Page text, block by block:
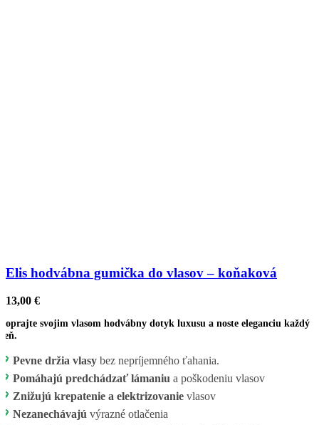
Elis hodvábna gumička do vlasov – koňaková
13,00 €
svojim vlasom hodvábny dotyk luxusu a noste eleganciu každý
Pevne držia vlasy bez nepríjemného ťahania.
Pomáhajú predchádzať lámaniu a poškodeniu vlasov
Znižujú krepatenie a elektrizovanie vlasov
Nezanechávajú výrazné otlačenia